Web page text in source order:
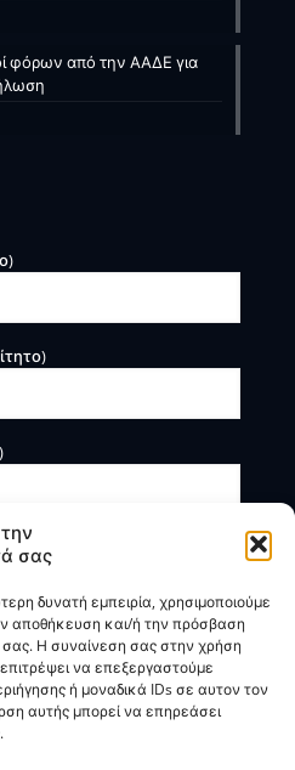
σας
δυνατή εμπειρία, χρησιμοποιούμε
αποθήκευση και/ή την πρόσβαση
Η συναίνεση σας στην χρήση
να επεξεργαστούμε
ή μοναδικά IDs σε αυτον τον
αυτής μπορεί να επηρεάσει
φόρων από την ΑΑΔΕ για
και συμβουλευτικές
ρύθμισης ή